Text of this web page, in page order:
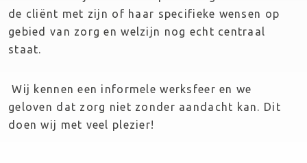
de cliënt met zijn of haar specifieke wensen op
gebied van zorg en welzijn nog echt centraal
staat.
Wij kennen een informele werksfeer en we
geloven dat zorg niet zonder aandacht kan. Dit
doen wij met veel plezier!